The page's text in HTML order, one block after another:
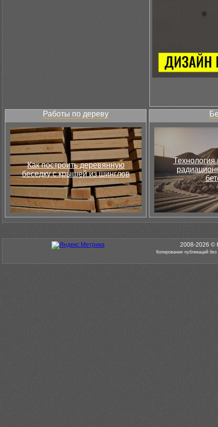
Работы по дереву
Как построить деревянную
беседку с крышей из шинглов
Технология
2008-2026 ©
Копирование публикаций